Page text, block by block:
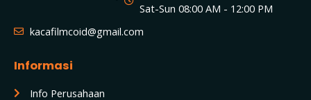
Sat-Sun 08:00 AM - 12:00 PM
kacafilmcoid@gmail.com
Informasi
Info Perusahaan